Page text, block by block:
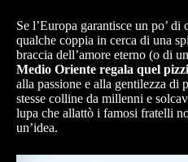
Se l’Europa garantisce un po’ di
qualche coppia in cerca di una
braccia dell’amore eterno (o di
Medio Oriente regala quel
alla passione e alla gentilezza di
stesse colline da millenni e
lupa che allattò i famosi fratelli
un’idea.